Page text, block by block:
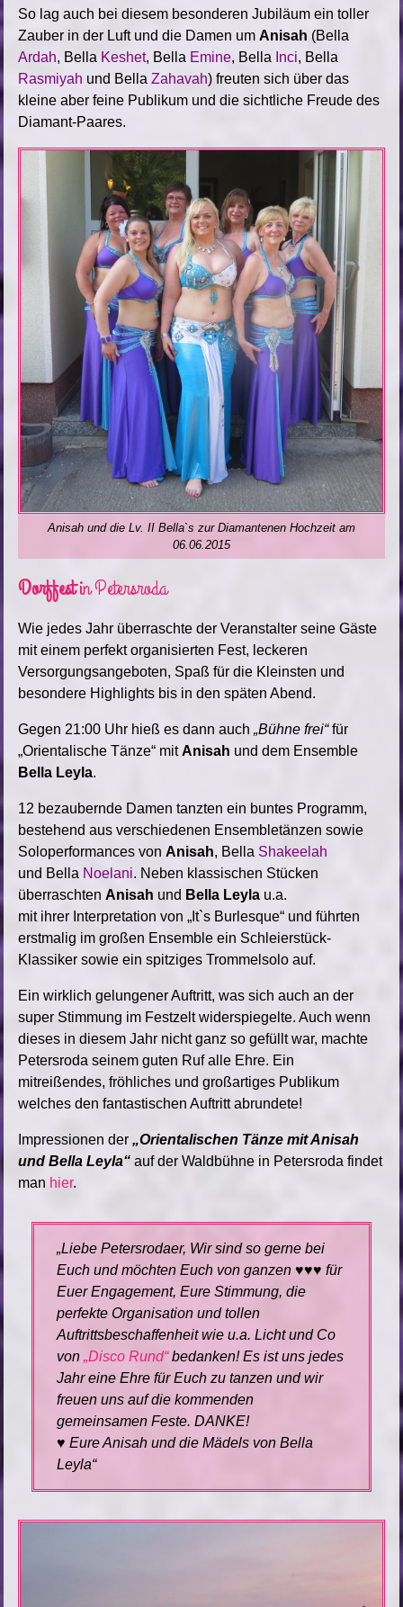
So lag auch bei diesem besonderen Jubiläum ein toller
Zauber in der Luft und die Damen um Anisah (Bella
Ardah, Bella Keshet, Bella Emine, Bella Inci, Bella
Rasmiyah und BellaZahavah) freuten sich über das
kleine aber feine Publikum und die sichtliche Freude des
Diamant-Paares.
Anisah und die Lv. II Bella`s zur Diamantenen Hochzeit am
06.06.2015
Dorffestin Petersroda
Wie jedes Jahr überraschte der Veranstalter seine Gäste
mit einem perfekt organisierten Fest, leckeren
Versorgungsangeboten, Spaß für die Kleinsten und
besondere Highlights bis in den späten Abend.
Gegen 21:00 Uhr hieß es dann auch „Bühne frei“für
„Orientalische Tänze“ mit Anisah und dem Ensemble
Bella Leyla.
12 bezaubernde Damen tanzten ein buntes Programm,
bestehend aus verschiedenen Ensembletänzen sowie
Soloperformances vonAnisah, Bella Shakeelah
und Bella Noelani. Neben klassischen Stücken
überraschtenAnisah und Bella Leyla u.a.
mit ihrer Interpretation von „It`s Burlesque“ und führten
erstmalig im großen Ensemble ein Schleierstück-
Klassiker sowie ein spitziges Trommelsolo auf.
Ein wirklich gelungener Auftritt, was sich auch an der
super Stimmung im Festzelt widerspiegelte. Auch wenn
dieses in diesem Jahr nicht ganz so gefüllt war, machte
Petersroda seinem guten Ruf alle Ehre. Ein
mitreißendes, fröhliches und großartiges Publikum
welches den fantastischen Auftritt abrundete!
Impressionen der„Orientalischen Tänze mit Anisah
und Bella Leyla“ auf der Waldbühne in Petersroda findet
man hier.
Liebe Petersrodaer, Wir sind so gerne bei
Euch und möchten Euch von ganzen ♥♥♥ für
Euer Engagement, Eure Stimmung, die
perfekte Organisation und tollen
Auftrittsbeschaffenheit wie u.a. Licht und Co
von„Disco Rund“bedanken! Es ist uns jedes
Jahr eine Ehre für Euch zu tanzen und wir
freuen uns auf die kommenden
gemeinsamen Feste. DANKE!
♥ Eure Anisah und die Mädels von Bella
Leyla